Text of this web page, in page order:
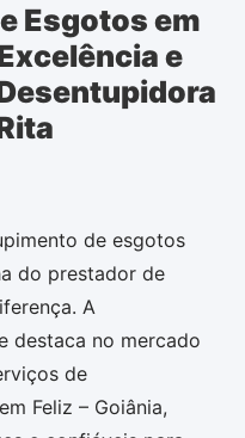
Esgotos em
e
de esgotos
do prestador de
A
destaca no mercado
de
Feliz – Goiânia,